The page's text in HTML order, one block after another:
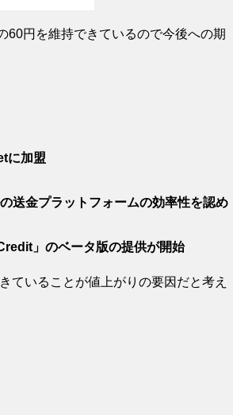
60円を維持できているので今後への期
に加盟
送金プラットフォームの効率性を認め
」のベータ版の提供が開始
ていることが値上がりの要因だと考え